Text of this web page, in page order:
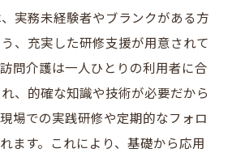
実務未経験者やブランクがある方
、充実した研修支援が用意されて
問介護は一人ひとりの利用者に合
、的確な知識や技術が必要だから
場での実践研修や定期的なフォロ
ます。これにより、基礎から応用